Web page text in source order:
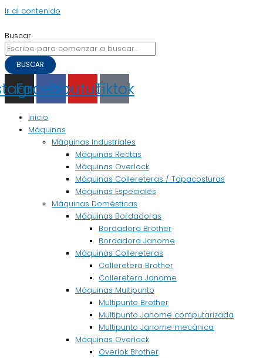
Ir al contenido
Buscar
BUSCAR
Facebook
YoutubeTiktok
Inicio
Máquinas
Máquinas Industriales
Máquinas Rectas
Máquinas Overlock
Máquinas Collereteras / Tapacosturas
Máquinas Especiales
Máquinas Domésticas
Máquinas Bordadoras
Bordadora Brother
Bordadora Janome
Máquinas Collereteras
Colleretera Brother
Colleretera Janome
Máquinas Multipunto
Multipunto Brother
Multipunto Janome computarizada
Multipunto Janome mecánica
Máquinas Overlock
Overlok Brother